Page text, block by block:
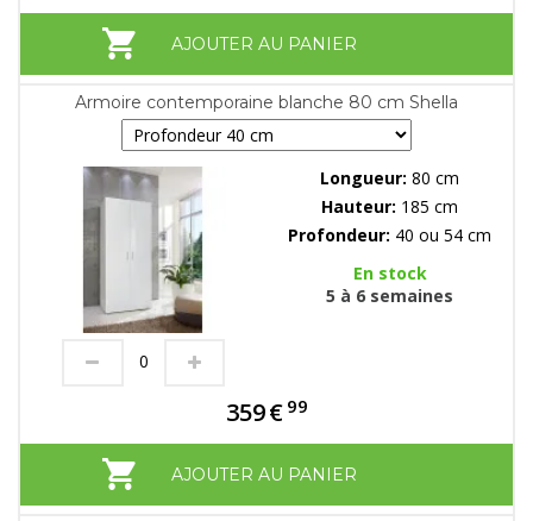
AJOUTER AU PANIER
Armoire contemporaine blanche 80 cm Shella
Longueur: 80 cm
Hauteur: 185 cm
Profondeur: 40 ou 54 cm
En stock
5 à 6 semaines
359€ 99
AJOUTER AU PANIER